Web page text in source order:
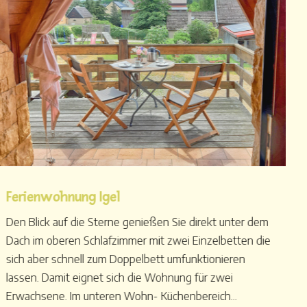
Ferienwohnung Igel
Den Blick auf die Sterne genießen Sie direkt unter dem
Dach im oberen Schlafzimmer mit zwei Einzelbetten die
sich aber schnell zum Doppelbett umfunktionieren
lassen. Damit eignet sich die Wohnung für zwei
Erwachsene. Im unteren Wohn- Küchenbereich...